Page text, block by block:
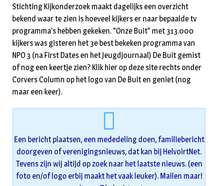
Stichting Kijkonderzoek maakt dagelijks een overzicht
bekend waar te zien is hoeveel kijkers er naar bepaalde tv
programma’s hebben gekeken. “Onze Buit” met 313.000
kijkers was gisteren het 3e best bekeken programma van
NPO 3 (na First Dates en het Jeugdjournaal) De Buit gemist
of nog een keertje zien? Klik hier op deze site rechts onder
Corvers Column op het logo van De Buit en geniet (nog
maar een keer).
Een bericht plaatsen, een mededeling doen, familiebericht
doorgeven of verenigingsnieuws, dat kan bij HelvoirtNet.
Tevens zijn wij altijd op zoek naar het laatste nieuws. (een
foto en/of logo erbij maakt het vaak leuker). Mailen maar!